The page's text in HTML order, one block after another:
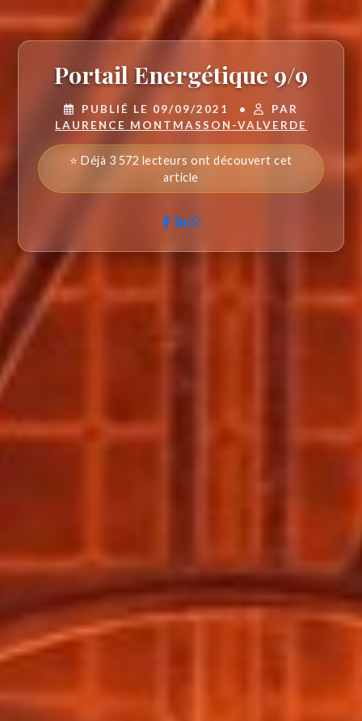
Portail Energétique 9/9
PUBLIÉ LE 09/09/2021 •
PAR
LAURENCE MONTMASSON-VALVERDE
⭐ Déjà 3 572 lecteurs ont découvert cet
article